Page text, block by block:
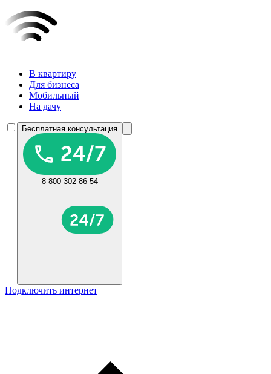
В квартиру
Для бизнеса
Мобильный
На дачу
Бесплатная консультация
8 800 302 86 54
Подключить интернет